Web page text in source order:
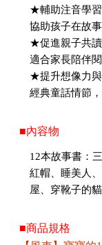
★輔助注音學
協助孩子在故
★促進親子共
適合家長陪伴
★提升想像力
經典童話情節
■內容物
12本故事書：
紅帽、睡美人
屋、穿靴子的
■商品規格